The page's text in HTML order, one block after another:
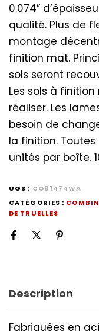
0.074”
qualité. Plus de
montage
finition mat.
sols seront
Les sols à
réaliser. Les
besoin de
la finition.
unités par boîte.
UGS : CO81474WA
CATÉGORIES :
DE TRUELLES
Description
Fabriquées en